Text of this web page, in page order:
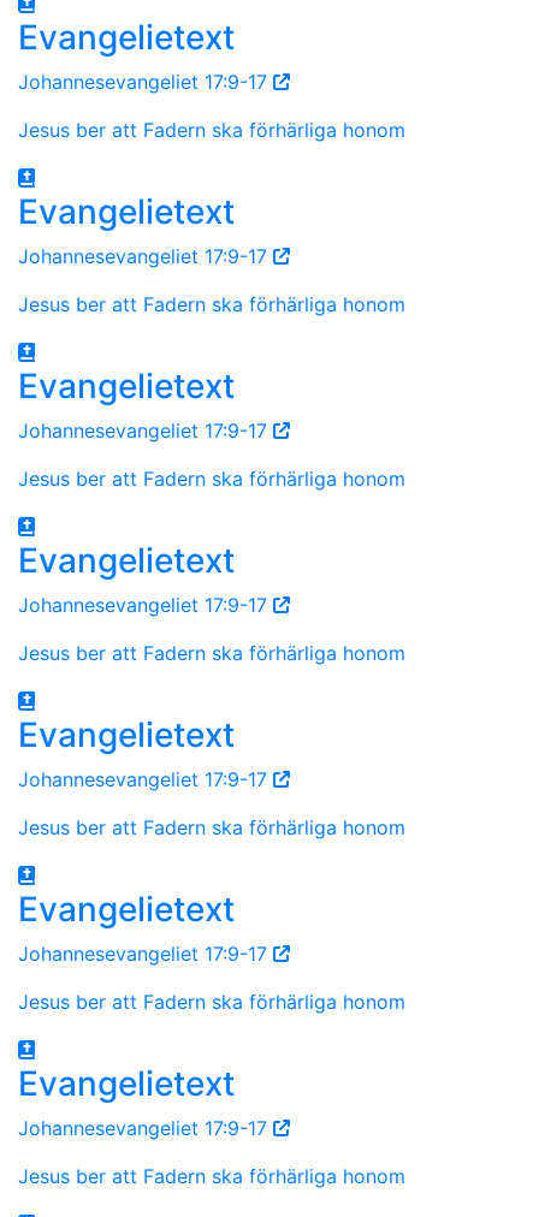
Evangelietext
Johannesevangeliet 17:9-17
Jesus ber att Fadern ska förhärliga honom
Evangelietext
Johannesevangeliet 17:9-17
Jesus ber att Fadern ska förhärliga honom
Evangelietext
Johannesevangeliet 17:9-17
Jesus ber att Fadern ska förhärliga honom
Evangelietext
Johannesevangeliet 17:9-17
Jesus ber att Fadern ska förhärliga honom
Evangelietext
Johannesevangeliet 17:9-17
Jesus ber att Fadern ska förhärliga honom
Evangelietext
Johannesevangeliet 17:9-17
Jesus ber att Fadern ska förhärliga honom
Evangelietext
Johannesevangeliet 17:9-17
Jesus ber att Fadern ska förhärliga honom